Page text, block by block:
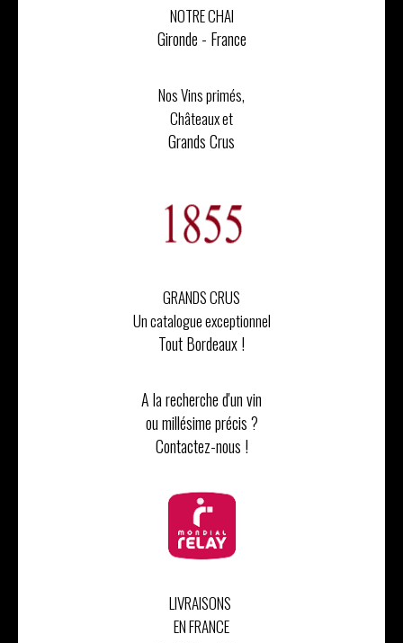
NOTRE CHAI
Gironde - France
Nos Vins primés,
Châteaux et
Grands Crus
GRANDS CRUS
Un catalogue exceptionnel
Tout Bordeaux !
A la recherche d'un vin
ou millésime précis ?
Contactez-nous !
LIVRAISONS
EN FRANCE